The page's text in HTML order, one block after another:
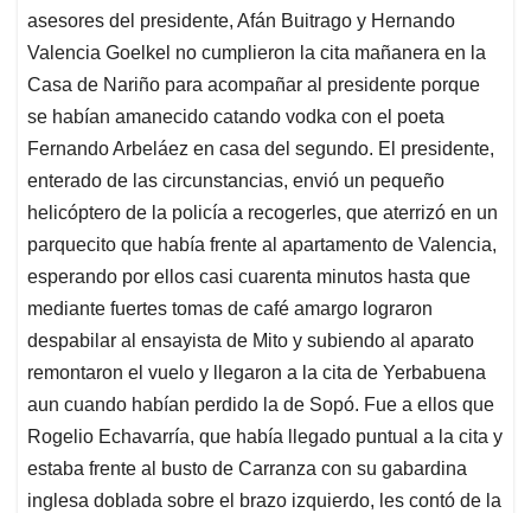
asesores del presidente, Afán Buitrago y Hernando
Valencia Goelkel no cumplieron la cita mañanera en la
Casa de Nariño para acompañar al presidente porque
se habían amanecido catando vodka con el poeta
Fernando Arbeláez en casa del segundo. El presidente,
enterado de las circunstancias, envió un pequeño
helicóptero de la policía a recogerles, que aterrizó en un
parquecito que había frente al apartamento de Valencia,
esperando por ellos casi cuarenta minutos hasta que
mediante fuertes tomas de café amargo lograron
despabilar al ensayista de Mito y subiendo al aparato
remontaron el vuelo y llegaron a la cita de Yerbabuena
aun cuando habían perdido la de Sopó. Fue a ellos que
Rogelio Echavarría, que había llegado puntual a la cita y
estaba frente al busto de Carranza con su gabardina
inglesa doblada sobre el brazo izquierdo, les contó de la